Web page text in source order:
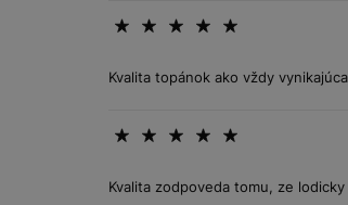
Kvalita topánok ako vždy
Kvalita zodpoveda tomu, ze